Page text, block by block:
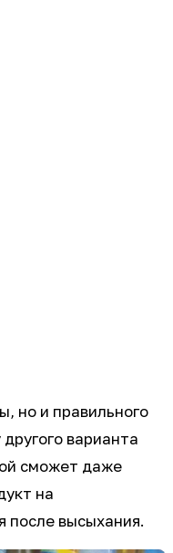
но и правильного
варианта
сможет даже
на
после высыхания.